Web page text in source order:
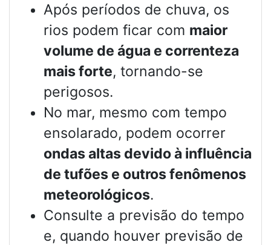
Após períodos de chuva, os
rios podem ficar com maior
volume de água e correnteza
mais forte, tornando-se
perigosos.
No mar, mesmo com tempo
ensolarado, podem ocorrer
ondas altas devido à influência
de tufões e outros fenômenos
meteorológicos.
Consulte a previsão do tempo
e, quando houver previsão de